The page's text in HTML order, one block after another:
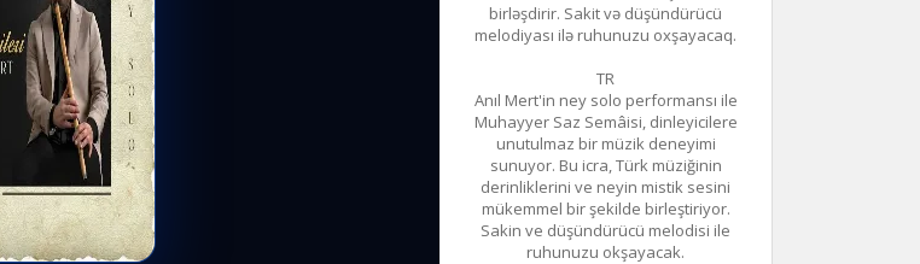
birləşdirir. Sakit və düşündürücü
melodiyası ilə ruhunuzu oxşayacaq.
TR
Anıl Mert'in ney solo performansı ile
Muhayyer Saz Semâisi, dinleyicilere
unutulmaz bir müzik deneyimi
sunuyor. Bu icra, Türk müziğinin
derinliklerini ve neyin mistik sesini
mükemmel bir şekilde birleştiriyor.
Sakin ve düşündürücü melodisi ile
ruhunuzu okşayacak.